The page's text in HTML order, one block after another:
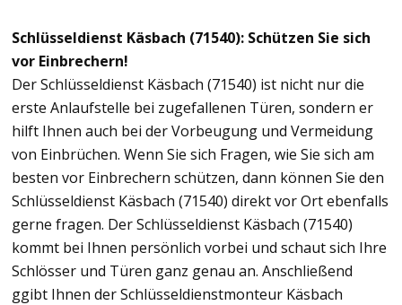
Schlüsseldienst Käsbach (71540): Schützen Sie sich
vor Einbrechern!
Der Schlüsseldienst Käsbach (71540) ist nicht nur die
erste Anlaufstelle bei zugefallenen Türen, sondern er
hilft Ihnen auch bei der Vorbeugung und Vermeidung
von Einbrüchen. Wenn Sie sich Fragen, wie Sie sich am
besten vor Einbrechern schützen, dann können Sie den
Schlüsseldienst Käsbach (71540) direkt vor Ort ebenfalls
gerne fragen. Der Schlüsseldienst Käsbach (71540)
kommt bei Ihnen persönlich vorbei und schaut sich Ihre
Schlösser und Türen ganz genau an. Anschließend
ggibt Ihnen der Schlüsseldienstmonteur Käsbach